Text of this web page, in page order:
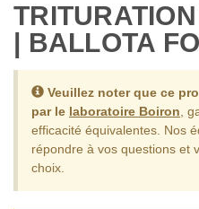
| BALLOTA
Veuillez noter que ce
par le laboratoire Boiron ,
efficacité équivalentes. Nos
répondre à vos questions et
choix.